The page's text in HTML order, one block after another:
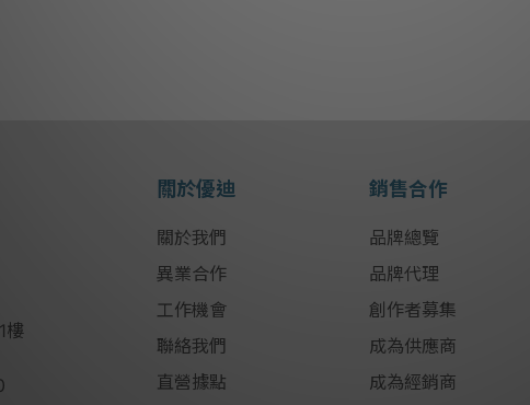
樓
關於優迪
關於我們
異業合作
工作機會
聯絡我們
直營據點
銷售合作
品牌總覽
品牌代理
創作者募集
成為供應商
成為經銷商